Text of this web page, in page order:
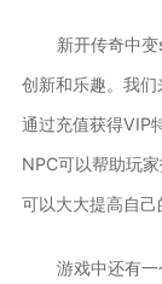
新开传奇中
创新和乐趣。我
通过充值获得VIP
NPC可以帮助玩
可以大大提高自己
游戏中还有